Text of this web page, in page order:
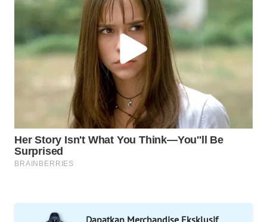
Dapatkan Merchandise Eksklusif
KONSUMEN
MASYARAKAT
KELISTRIKAN
WALINKI
ID